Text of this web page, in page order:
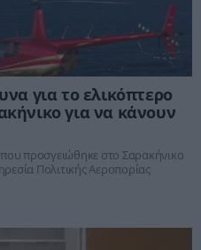
για το ελικόπτερο
για να κάνουν
που προσγειώθηκε στο Σαρακήνικο
Πολιτικής Αεροπορίας